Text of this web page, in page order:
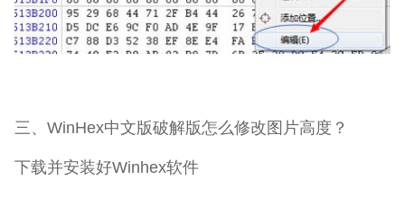
三、WinHex中文版破解版怎么修改图片高度？
下载并安装好Winhex软件